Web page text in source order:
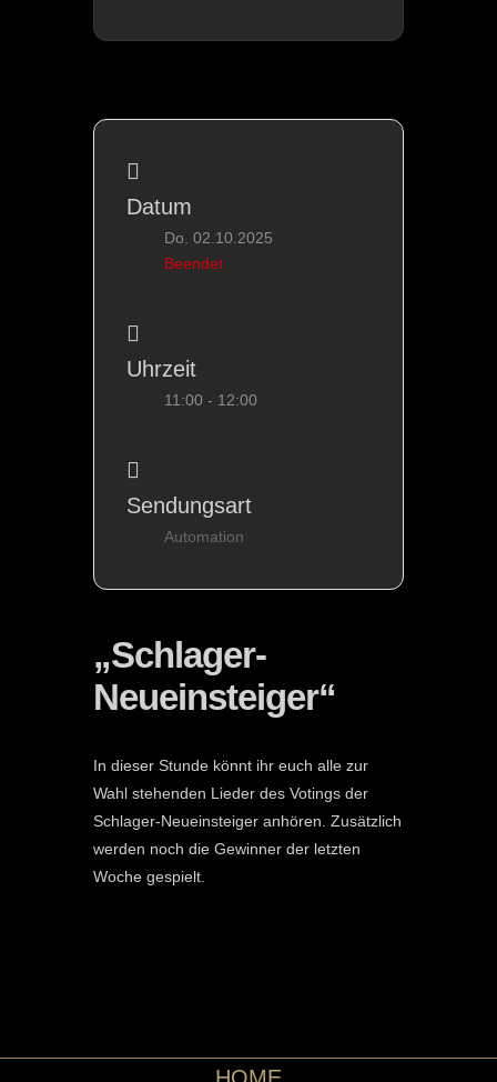
Datum
Do. 02.10.2025
Beendet
Uhrzeit
11:00 - 12:00
Sendungsart
Automation
„Schlager-
Neueinsteiger“
In dieser Stunde könnt ihr euch alle zur
Wahl stehenden Lieder des Votings der
Schlager-Neueinsteiger anhören. Zusätzlich
werden noch die Gewinner der letzten
Woche gespielt.